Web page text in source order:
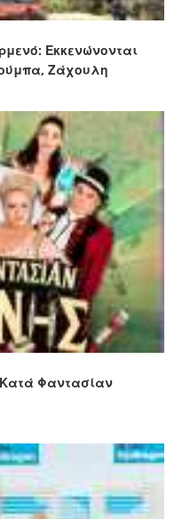
Εκκενώνονται
Ζάχουλη
Φαντασίαν